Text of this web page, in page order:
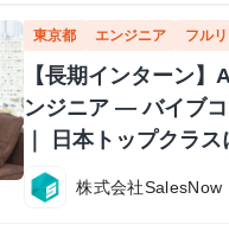
東京都 エンジニア フル
【長期インターン
ンジニア — バイブ
｜ 日本トップクラ
株式会社SalesNow